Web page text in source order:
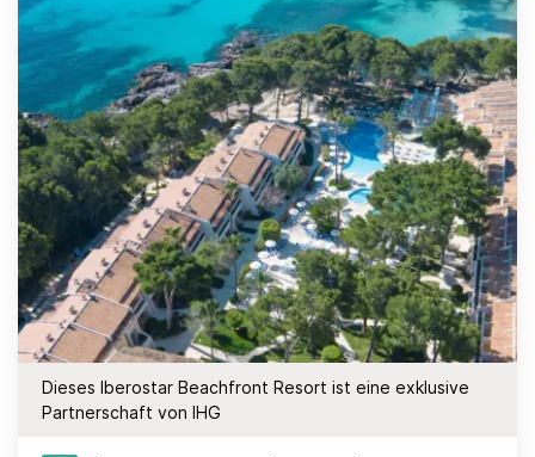
Dieses Iberostar Beachfront Resort ist eine exklusive
Partnerschaft von IHG